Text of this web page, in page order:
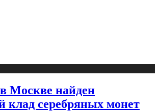
Москве найден
клад серебряных монет